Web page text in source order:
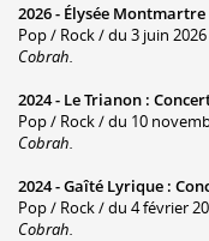
2026 - Élysée Montmartre
Pop / Rock / du 3 juin
Cobrah.
2024 - Le Trianon :
Pop / Rock / du 10
Cobrah.
2024 -Gaîté Lyrique :
Pop / Rock / du 4 février
Cobrah.